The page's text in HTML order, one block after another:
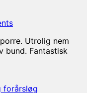
Utrolig nem
Fantastisk